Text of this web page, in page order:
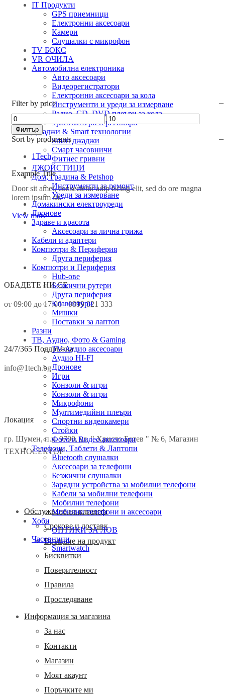
IT Продукти
GPS приемници
Електронни аксесоари
Камери
Слушалки с микрофон
TV БОКС
VR ОЧИЛА
Автомобилна електроника
Авто аксесоари
Видеорегистратори
Електронни аксесоари за кола
Инструменти и уреди за измерване
Радио, CD, DVD плеъри за кола
Трансмитери и ресивъри
Джаджи & Smart технологии
Smart джаджи
Смарт часовничи
Фитнес гривни
ДЖОЙСТИЦИ
Дом, Градина & Petshop
Инструменти за ремонт
Уреди за измерване
Домакински електроуреди
Дронове
Здраве и красота
Аксесоари за лична грижа
Кабели и адаптери
Компютри & Периферия
Друга периферия
Компютри и Периферия
Hub-ове
Безжични рутери
Друга периферия
Клавиатури
Мишки
Поставки за лаптоп
Разни
ТВ, Аудио, Фото & Gaming
TV-Аудио аксесоари
Аудио HI-FI
Дронове
Игри
Конзоли & игри
Конзоли & игри
Микрофони
Мултимедийни плеъри
Спортни видеокамери
Стойки
Фото и Видео аксесоари
Телефони, Таблети & Лаптопи
Bluetooth слушалки
Аксесоари за телефони
Безжични слушалки
Зарядни устройства за мобилни телефони
Кабели за мобилни телефони
Мобилни телефони
Мобилни телефони и аксесоари
Хоби
ОПТИКИ ЗА ЛОВ
Часовници
Smartwatch
Filter by price
Минимална
цена
Максимална
цена
Филтър
Sort by producents
1Tech
Example Title
Door sit amet, consectetur adip iscing elit, sed do ore magna
lorem ipsum sit.
View more
ОБАДЕТЕ НИ СЕ
от 09:00 до 17:00 - 0899 821 333
24/7/365 Поддръжка
info@1tech.bg
Локация
гр. Шумен, п.к. 9700, ул. " Христо Ботев " № 6, Магазин
ТЕХНОСЕКТОР
Facebook
Twitter
Instagram
Pinterest
Linkedin
Youtube
VimeoОбслужване на клиенти
Срокове и доставк
Връщане на продукт
Бисквитки
Поверителност
Правила
Проследяване
Информация за магазина
За нас
Контакти
Магазин
Моят акаунт
Поръчките ми